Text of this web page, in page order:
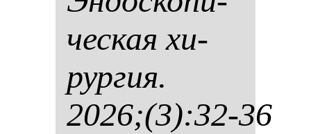
чес­кая хи­
рур­гия.
2026;(3):32-36